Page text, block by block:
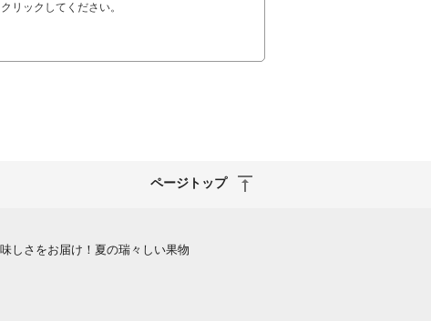
リックしてください。
ページトップ
しさをお届け！夏の瑞々しい果物